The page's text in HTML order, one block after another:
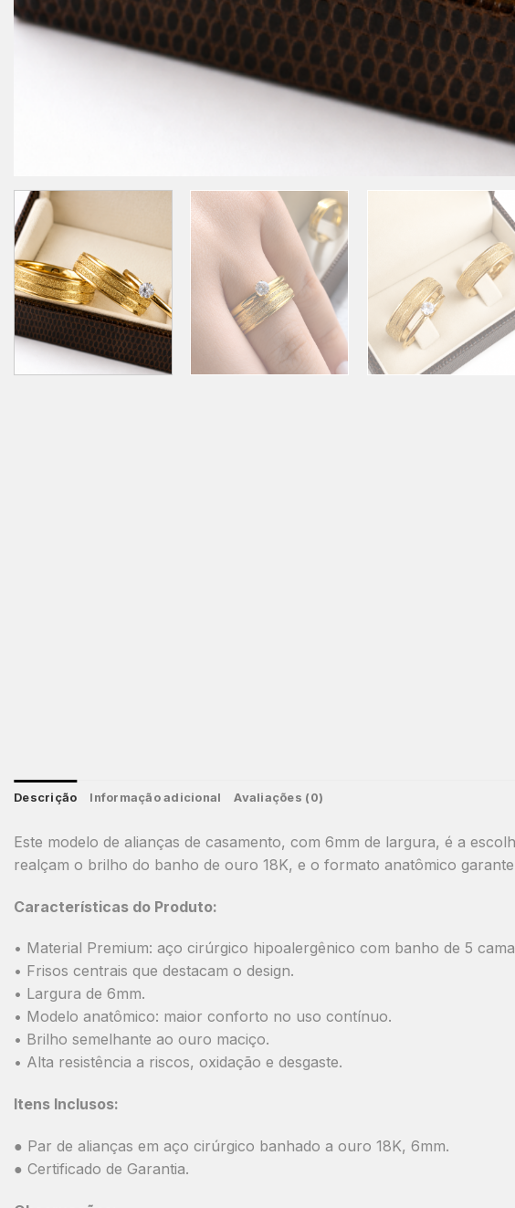
Descrição Informação adicional Avaliações (0)
Este modelo de alianças de casamento, com 6mm de largura, é a
realçam o brilho do banho de ouro 18K, e o formato anatômico
Características do Produto:
• Material Premium: aço cirúrgico hipoalergênico com banho de 5
• Frisos centrais que destacam o design.
• Largura de 6mm.
• Modelo anatômico: maior conforto no uso contínuo.
• Brilho semelhante ao ouro maciço.
• Alta resistência a riscos, oxidação e desgaste.
Itens Inclusos:
● Par de alianças em aço cirúrgico banhado a ouro 18K, 6mm.
● Certificado de Garantia.